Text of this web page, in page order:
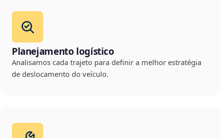
Planejamento logístico
Analisamos cada trajeto para definir a melhor estratégia
de deslocamento do veículo.